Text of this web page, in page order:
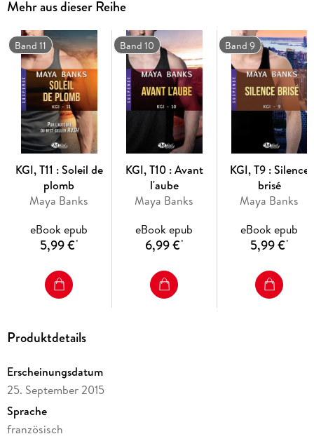
Mehr aus dieser Reihe
Band 11
KGI, T11 : Soleil de
plomb
Maya Banks
eBook epub
5,99 €*
Band 10
KGI, T10 : Avant
l'aube
Maya Banks
eBook epub
6,99 €*
Band 9
KGI, T9 : Silence
brisé
Maya Banks
eBook epub
5,99 €*
Produktdetails
Erscheinungsdatum
25. September 2015
Sprache
französisch